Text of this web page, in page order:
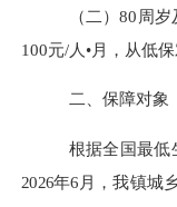
（二）80 周
100元/人 •月，从低
二、保障对象
根据全国最低
2026年6 月 ，我镇城